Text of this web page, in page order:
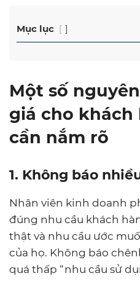
Mục lục
Một số
giá cho khách
cần nắm rõ
1. Không báo
Nhân viên kinh doanh
đúng nhu cầu khách
thật và nhu cầu ước
của họ. Không báo
quá thấp “nhu cầu sử